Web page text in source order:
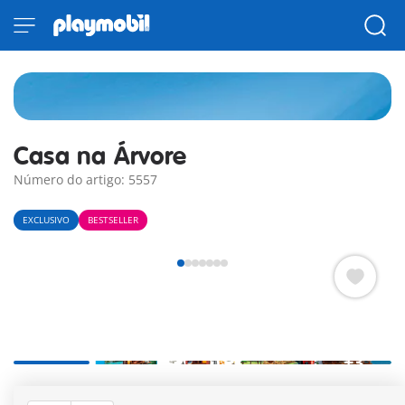
Casa na Árvore
Número do artigo: 5557
EXCLUSIVO BESTSELLER
+3